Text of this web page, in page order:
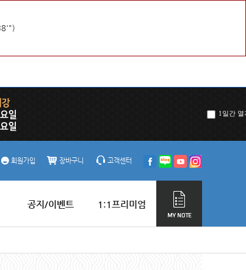
1일간 열
회원가입 장바구니 고객센터
공지/이벤트 1:1프리미엄